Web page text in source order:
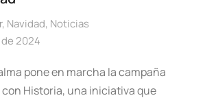
, Navidad, Noticias
2024
pone en marcha la campaña
con Historia, una iniciativa que